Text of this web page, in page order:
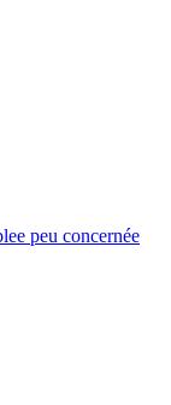
peu concernée